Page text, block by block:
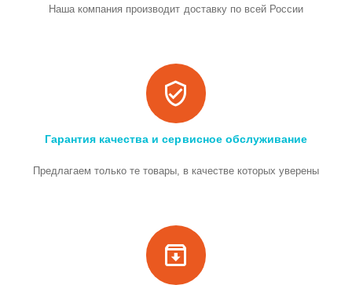
Наша компания производит доставку по всей России
Гарантия качества и сервисное обслуживание
Предлагаем только те товары, в качестве которых уверены